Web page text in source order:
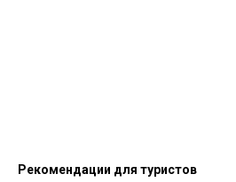
Рекомендации для туристов